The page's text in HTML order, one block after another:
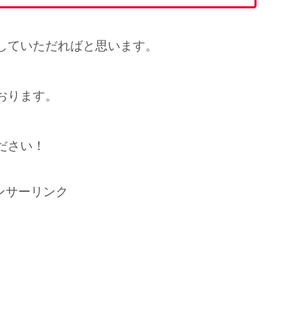
いただればと思います。
ます。
さい！
サーリンク